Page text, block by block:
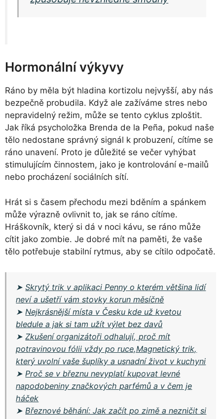
Hormonální výkyvy
Ráno by měla být hladina kortizolu nejvyšší, aby nás
bezpečně probudila. Když ale zažíváme stres nebo
nepravidelný režim, může se tento cyklus zploštit.
Jak říká psycholožka Brenda de la Peña, pokud naše
tělo nedostane správný signál k probuzení, cítíme se
ráno unavení. Proto je důležité se večer vyhýbat
stimulujícím činnostem, jako je kontrolování e-mailů
nebo procházení sociálních sítí.
Hrát si s časem přechodu mezi bděním a spánkem
může výrazně ovlivnit to, jak se ráno cítíme.
Hráškovník, který si dá v noci kávu, se ráno může
cítit jako zombie. Je dobré mít na paměti, že vaše
tělo potřebuje stabilní rytmus, aby se cítilo odpočatě.
➤Skrytý trik v aplikaci Penny o kterém většina lidí
neví a ušetří vám stovky korun měsíčně
➤ Nejkrásnější místa v Česku kde už kvetou
bledule a jak si tam užít výlet bez davů
➤Zkušení organizátoři odhalují, proč mít
potravinovou fólii vždy po ruce,Magnetický trik,
který uvolní vaše šuplíky a usnadní život v kuchyni
➤ Proč se v březnu nevyplatí kupovat levné
napodobeniny značkových parfémů a v čem je
háček
➤ Březnové běhání: Jak začít po zimě a nezničit si